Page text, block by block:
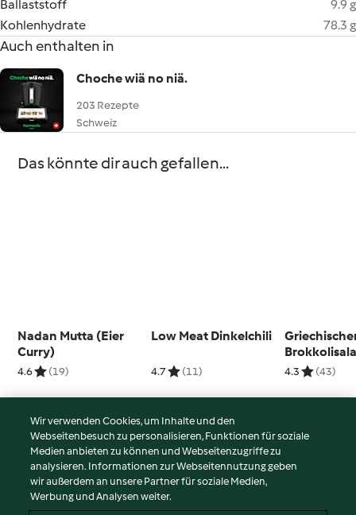
Ballaststoff
9.9 g
Kohlenhydrate
78.3 g
Auch enthalten in
Choche wiä no niä.
203 Rezepte
Schweiz
Das könnte dir auch gefallen...
Nadan Mutta (Eier
Curry)
4.6 (19)
Low Meat Dinkelchili
4.7 (11)
Rucola-
4.3 (43)
© Copyright 2026
Nutzungsbedingungen
Datenschutzrichtlinien
Wir verwenden Cookies, um Inhalte und den
Webseitenbesuch zu personalisieren, Funktionen für soziale
Medien anbieten zu können und Webseitenzugriffe zu
analysieren. Informationen zur Webseitennutzung geben
wir außerdem an unsere Partner für soziale Medien,
Werbung und Analysen weiter.